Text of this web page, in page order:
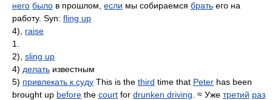
него было в прошлом, если мы собираемся брать его на
работу. Syn: fling up
4), raise
1.
2), sling up
4) делать известным
5) привлекать к суду This is the third time that Peter has been
brought up before the court for drunken driving . ≈ Уже третий раз